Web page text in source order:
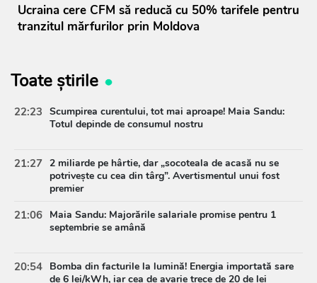
Ucraina cere CFM să reducă cu 50% tarifele pentru
tranzitul mărfurilor prin Moldova
Toate știrile
22:23 Scumpirea curentului, tot mai aproape! Maia Sandu:
Totul depinde de consumul nostru
21:27 2 miliarde pe hârtie, dar „socoteala de acasă nu se
potrivește cu cea din târg”. Avertismentul unui fost
premier
21:06 Maia Sandu: Majorările salariale promise pentru 1
septembrie se amână
20:54 Bomba din facturile la lumină! Energia importată sare
de 6 lei/kWh, iar cea de avarie trece de 20 de lei